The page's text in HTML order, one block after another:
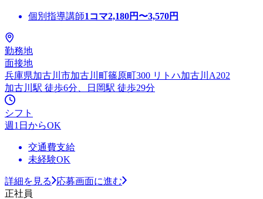
個別指導講師1コマ2,180円〜3,570円
勤務地
面接地
兵庫県加古川市加古川町篠原町300 リトハ加古川A202
加古川駅 徒歩6分、日岡駅 徒歩29分
シフト
週1日からOK
交通費支給
未経験OK
詳細を見る
応募画面に進む
正社員